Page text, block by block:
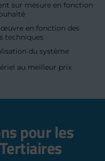
sur mesure en fonction
en fonction des
techniques
du système
au meilleur prix
pour les